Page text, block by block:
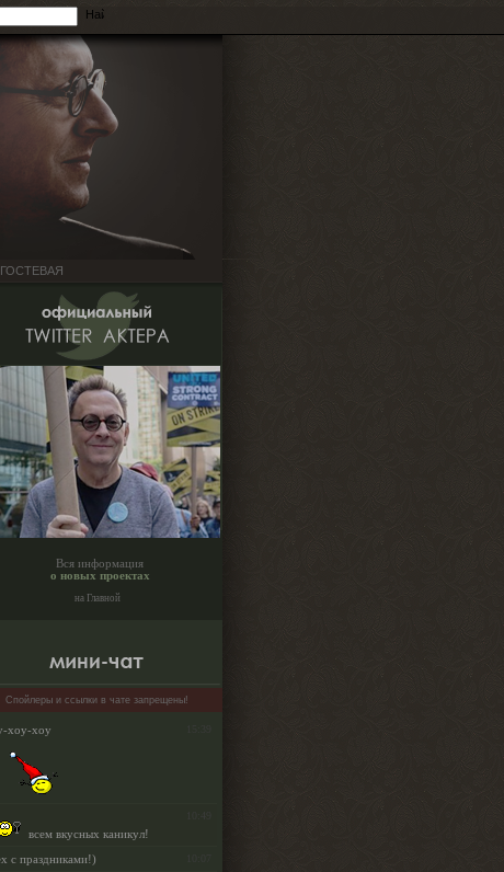
ГОСТЕВАЯ
Вся информация
о новых проектах
на Главной
Спойлеры и ссылки в чате запрещены!